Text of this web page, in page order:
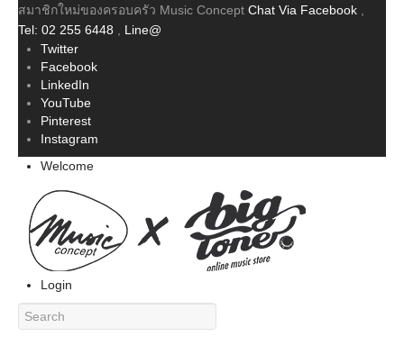
สมาชิกใหม่ของครอบครัว Music Concept Chat Via Facebook
Tel: 02 255 6448
Line@
Twitter
Facebook
LinkedIn
YouTube
Pinterest
Instagram
Welcome
Login